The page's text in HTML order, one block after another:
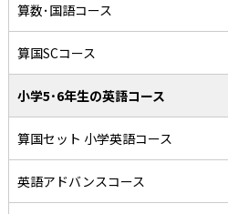
算数･国語コース
算国SCコース
小学5･6年生の英語コース
算国セット 小学英語コース
英語アドバンスコース